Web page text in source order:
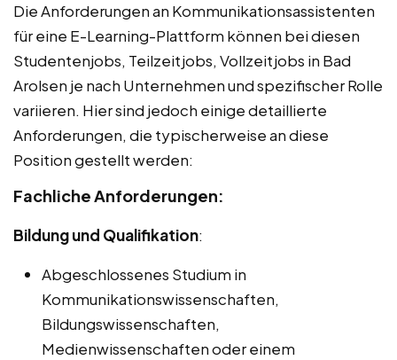
Die Anforderungen an Kommunikationsassistenten
für eine E-Learning-Plattform können bei diesen
Studentenjobs, Teilzeitjobs, Vollzeitjobs in Bad
Arolsen je nach Unternehmen und spezifischer Rolle
variieren. Hier sind jedoch einige detaillierte
Anforderungen, die typischerweise an diese
Position gestellt werden:
Fachliche Anforderungen:
Bildung und Qualifikation:
Abgeschlossenes Studium in
Kommunikationswissenschaften,
Bildungswissenschaften,
Medienwissenschaften oder einem